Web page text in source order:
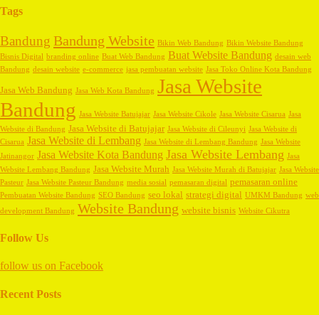
Tags
Bandung Bandung Website Bikin Web Bandung Bikin Website Bandung
Bisnis Digital branding online Buat Web Bandung Buat Website Bandung desain web
Bandung desain website e-commerce jasa pembuatan website Jasa Toko Online Kota Bandung
Jasa Web Bandung Jasa Web Kota Bandung Jasa Website
Bandung Jasa Website Batujajar Jasa Website Cikole Jasa Website Cisarua Jasa
Website di Bandung Jasa Website di Batujajar Jasa Website di Cileunyi Jasa Website di
Cisarua Jasa Website di Lembang Jasa Website di Lembang Bandung Jasa Website
Jatinangor Jasa Website Kota Bandung Jasa Website Lembang Jasa
Website Lembang Bandung Jasa Website Murah Jasa Website Murah di Batujajar Jasa Website
Pasteur Jasa Website Pasteur Bandung media sosial pemasaran digital pemasaran online
Pembuatan Website Bandung SEO Bandung seo lokal strategi digital UMKM Bandung web
development Bandung Website Bandung website bisnis Website Cikutra
Follow Us
follow us on Facebook
Recent Posts